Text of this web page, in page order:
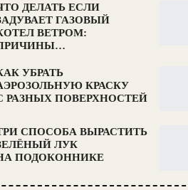
ДЕЛАТЬ ЕСЛИ
ГАЗОВЫЙ
ВЕТРОМ:
УБРАТЬ
КРАСКУ
РАЗНЫХ ПОВЕРХНОСТЕЙ
СПОСОБА ВЫРАСТИТЬ
ЛУК
ПОДОКОННИКЕ